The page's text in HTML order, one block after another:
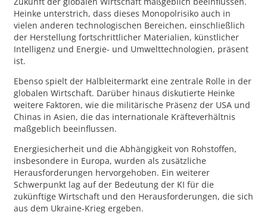
Heinke unterstrich, dass dieses Monopolrisiko auch in
vielen anderen technologischen Bereichen, einschließlich
der Herstellung fortschrittlicher Materialien, künstlicher
Intelligenz und Energie- und Umwelttechnologien, präsent
ist.
Ebenso spielt der Halbleitermarkt eine zentrale Rolle in der
globalen Wirtschaft. Darüber hinaus diskutierte Heinke
weitere Faktoren, wie die militärische Präsenz der USA und
Chinas in Asien, die das internationale Kräfteverhältnis
maßgeblich beeinflussen.
Energiesicherheit und die Abhängigkeit von Rohstoffen,
insbesondere in Europa, wurden als zusätzliche
Herausforderungen hervorgehoben. Ein weiterer
Schwerpunkt lag auf der Bedeutung der KI für die
zukünftige Wirtschaft und den Herausforderungen, die sich
aus dem Ukraine-Krieg ergeben.